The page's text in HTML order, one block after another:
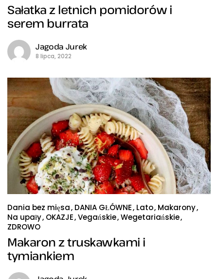
Sałatka z letnich pomidorów i
serem burrata
Jagoda Jurek
8 lipca, 2022
Dania bez mięsa DANIA GŁÓWNE Lato Makarony
Na upały OKAZJE Vegańskie Wegetariańskie
ZDROWO
Makaron z truskawkami i
tymiankiem